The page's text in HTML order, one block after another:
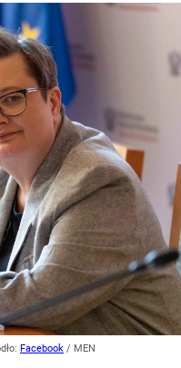
Facebook / MEN